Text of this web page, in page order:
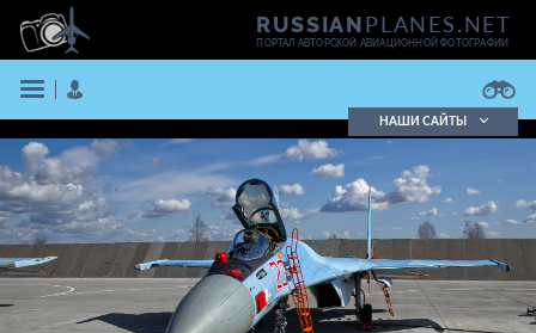
RUSSIANPLANES.NET
ПОРТАЛ АВТОРСКОЙ АВИАЦИОННОЙ ФОТОГРАФИИ
ВОЙТИ
Поиск фотографий
Поиск в реестре
Кратко
Подробно
НАШИ САЙТЫ